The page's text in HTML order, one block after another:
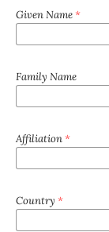
Given Name *
Family Name
Affiliation *
Country *